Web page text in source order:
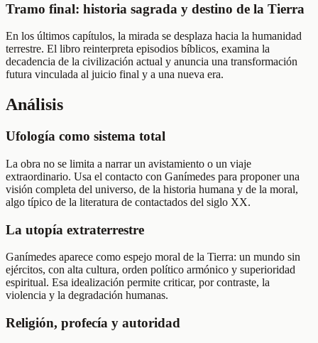
Tramo final: historia sagrada y destino de la Tierra
En los últimos capítulos, la mirada se desplaza hacia la humanidad
terrestre. El libro reinterpreta episodios bíblicos, examina la
decadencia de la civilización actual y anuncia una transformación
futura vinculada al juicio final y a una nueva era.
Análisis
Ufología como sistema total
La obra no se limita a narrar un avistamiento o un viaje
extraordinario. Usa el contacto con Ganímedes para proponer una
visión completa del universo, de la historia humana y de la moral,
algo típico de la literatura de contactados del siglo XX.
La utopía extraterrestre
Ganímedes aparece como espejo moral de la Tierra: un mundo sin
ejércitos, con alta cultura, orden político armónico y superioridad
espiritual. Esa idealización permite criticar, por contraste, la
violencia y la degradación humanas.
Religión, profecía y autoridad